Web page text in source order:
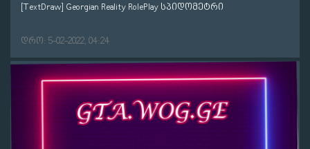
[TextDraw] Georgian Reality RolePlay სპიდომეტრი
დრო: 5-02-2022, 04:24